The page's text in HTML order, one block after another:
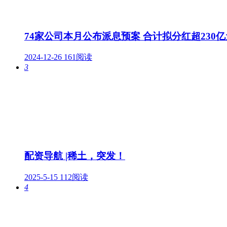
74家公司本月公布派息预案 合计拟分红超230
2024-12-26 161阅读
3
配资导航 |稀土，突发！
2025-5-15 112阅读
4